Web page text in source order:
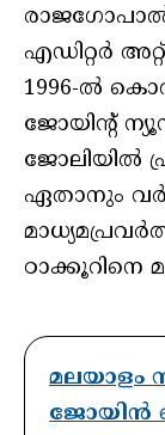
രാജഗോപാൽ
എഡിറ്റർ
1996-ൽ
ജോയിന്റ്
ജോലിയിൽ
ഏതാനും
ഠാക്കൂറിനെ
മലയാളം
ജോയിൻ